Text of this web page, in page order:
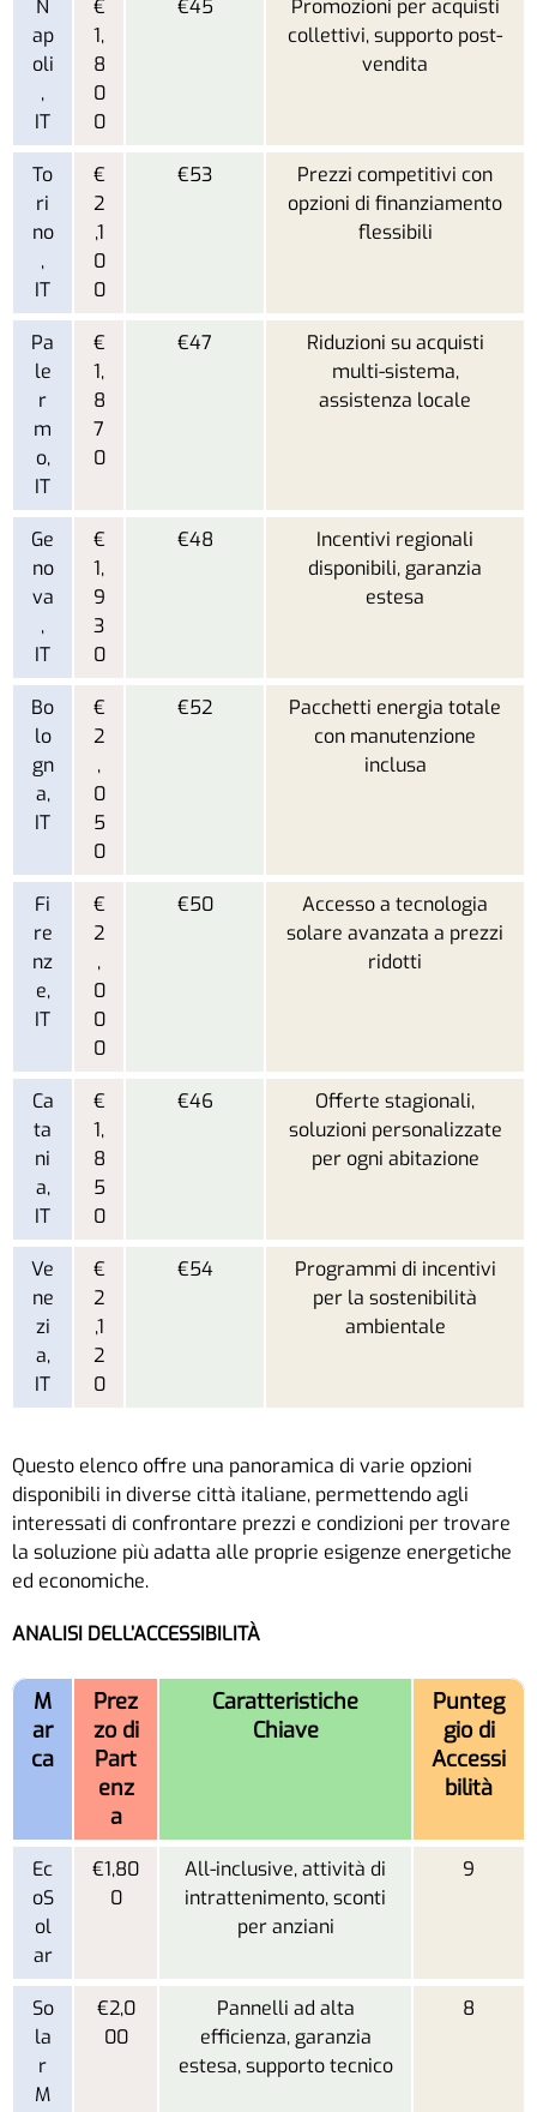
N
ap
oli
,
IT
€
1,
8
0
0
€45
Promozioni per acquisti
collettivi, supporto post-
vendita
To
ri
no
,
IT
€
2
,1
0
0
€53
Prezzi competitivi con
opzioni di finanziamento
flessibili
Pa
le
r
m
o,
IT
€
1,
8
7
0
€47
Riduzioni su acquisti
multi-sistema,
assistenza locale
Ge
no
va
,
IT
€
1,
9
3
0
€48
Incentivi regionali
disponibili, garanzia
estesa
Bo
lo
gn
a,
IT
€
2
,
0
5
0
€52
Pacchetti energia totale
con manutenzione
inclusa
Fi
re
nz
e,
IT
€
2
,
0
0
0
€50
Accesso a tecnologia
solare avanzata a prezzi
ridotti
Ca
ta
ni
a,
IT
€
1,
8
5
0
€46
Offerte stagionali,
soluzioni personalizzate
per ogni abitazione
Ve
ne
zi
a,
IT
€
2
,1
2
0
€54
Programmi di incentivi
per la sostenibilità
ambientale
Questo elenco offre una panoramica di varie opzioni
disponibili in diverse città italiane, permettendo agli
interessati di confrontare prezzi e condizioni per trovare
la soluzione più adatta alle proprie esigenze energetiche
ed economiche.
ANALISI DELL’ACCESSIBILITÀ
M
ar
ca
Prez
zo di
Part
enz
a
Caratteristiche
Chiave
Punteg
gio di
Accessi
bilità
Ec
oS
ol
ar
€1,80
0
All-inclusive, attività di
intrattenimento, sconti
per anziani
9
So
la
r
M
€2,0
00
Pannelli ad alta
efficienza, garanzia
estesa, supporto tecnico
8